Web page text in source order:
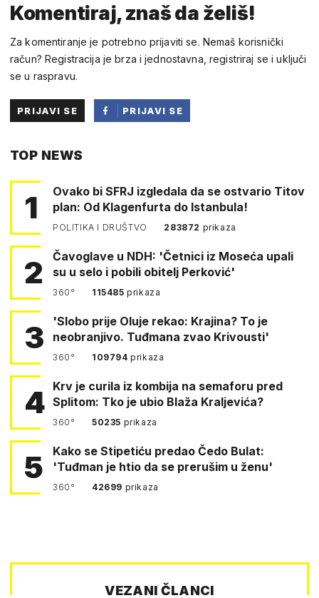
Komentiraj, znaš da želiš!
Za komentiranje je potrebno prijaviti se. Nemaš korisnički
račun? Registracija je brza i jednostavna, registriraj se i uključi
se u raspravu.
PRIJAVI SE
PRIJAVI SE
TOP NEWS
1
Ovako bi SFRJ izgledala da se ostvario Titov
plan: Od Klagenfurta do Istanbula!
POLITIKA I DRUŠTVO 283872 prikaza
2
Čavoglave u NDH: 'Četnici iz Moseća upali
su u selo i pobili obitelj Perković'
360° 115485prikaza
3
'Slobo prije Oluje rekao: Krajina? To je
neobranjivo. Tuđmana zvao Krivousti'
360° 109794prikaza
4 Krv je curila iz kombija na semaforu pred
Splitom: Tko je ubio Blaža Kraljevića?
360° 50235 prikaza
5
Kako se Stipetiću predao Čedo Bulat:
'Tuđman je htio da se prerušim u ženu'
360° 42699 prikaza
VEZANI ČLANCI